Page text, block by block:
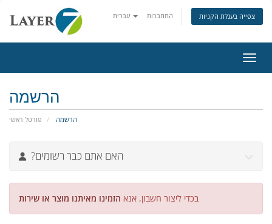
התחברות צפייה בעגלת הקניות
הרשמה
פורטל ראשי הרשמה
?האם אתם כבר רשומים
בכדי ליצור חשבון, אנא הזמינו מאיתנו מוצר או שירות